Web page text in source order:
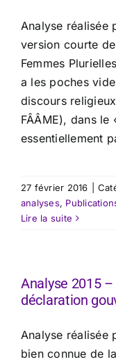
Analyse réalisée
version courte
Femmes
a les poches
discours
FÂÂME), dans
essentiellement
27 février 2016
analyses,
Lire la suite
Analyse 2015
déclaration
Analyse réalisée
bien connue de